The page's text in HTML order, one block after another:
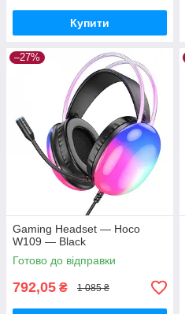
Купити
–27%
Gaming Headset — Hoco
W109 — Black
Готово до відправки
792,05 ₴ 1 085 ₴